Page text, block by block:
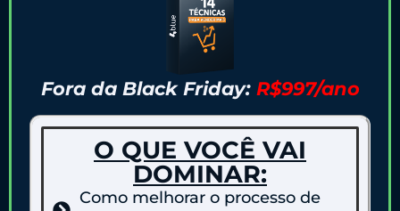
Fora da Black Friday: R$997/ano
O QUE VOCÊ VAI
DOMINAR:
Como melhorar o processo de